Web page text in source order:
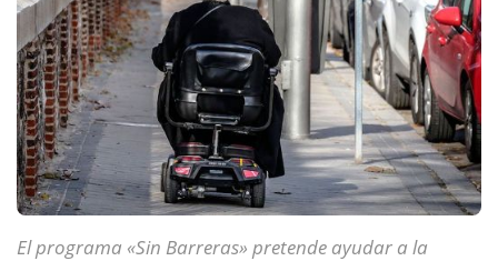
El programa «Sin Barreras» pretende ayudar a la